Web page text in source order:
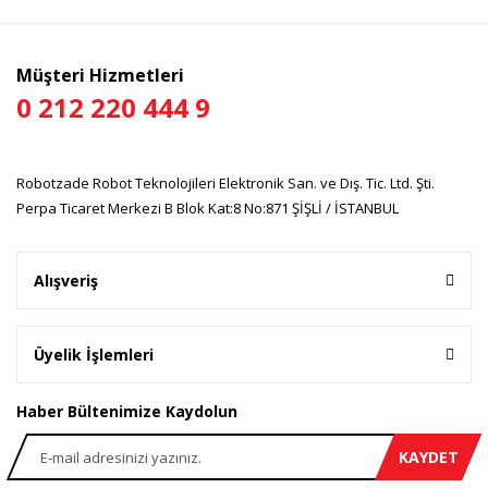
Müşteri Hizmetleri
0 212 220 444 9
Robotzade Robot Teknolojileri Elektronik San. ve Dış. Tic. Ltd. Şti.
Perpa Ticaret Merkezi B Blok Kat:8 No:871 ŞİŞLİ / İSTANBUL
Alışveriş
Üyelik İşlemleri
Haber Bültenimize Kaydolun
KAYDET